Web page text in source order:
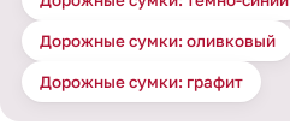
Дорожные сумки: оливковый
Дорожные сумки: графит